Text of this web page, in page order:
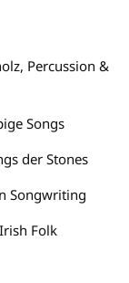
Percussion &
Songs
der Stones
Songwriting
Folk